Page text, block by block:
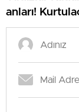
anları!